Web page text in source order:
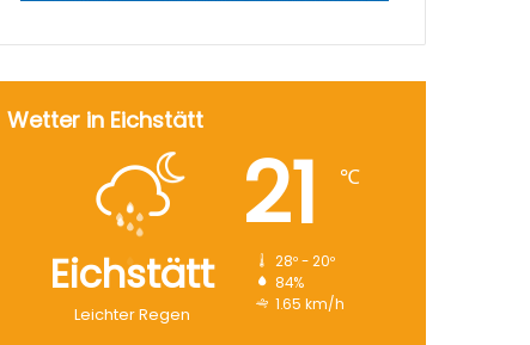
Wetter in Eichstätt
Eichstätt
Leichter Regen
21 ℃
28º - 20º
84%
1.65 km/h